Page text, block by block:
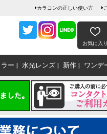
カラコンの正しい使い方
お気に入り
ー 水光レンズ 新作 ワンデ